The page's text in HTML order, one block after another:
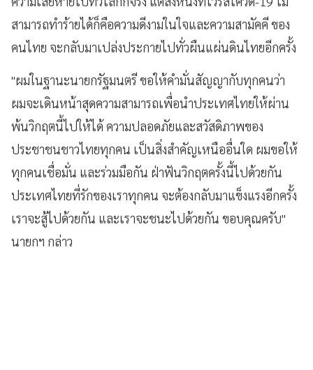
สามารถทำร้ายได้ก็คือความดีงามในใจและความสามัคคี ของ
คนไทย จะกลับมาเปล่งประกายไปทั่วผืนแผ่นดินไทยอีกครั้ง
"ผมในฐานะนายกรัฐมนตรี ขอให้คำมั่นสัญญากับทุกคนว่า
ผมจะเดินหน้าสุดความสามารถเพื่อนำประเทศไทยให้ผ่าน
พ้นวิกฤตนี้ไปให้ได้ ความปลอดภัยและสวัสดิภาพของ
ประชาชนชาวไทยทุกคน เป็นสิ่งสำคัญเหนืออื่นใด ผมขอให้
ทุกคนเชื่อมั่น และร่วมมือกัน ฝ่าฟันวิกฤตครั้งนี้ไปด้วยกัน
ประเทศไทยที่รักของเราทุกคน จะต้องกลับมาแข็งแรงอีกครั้ง
เราจะสู้ไปด้วยกัน และเราจะชนะไปด้วยกัน ขอบคุณครับ"
นายกฯ กล่าว